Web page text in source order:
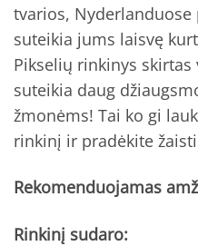
tvarios,
suteikia jums laisvę
Pikselių rinkinys
suteikia daug
žmonėms! Tai ko gi
rinkinį ir pradėkite
Rekomenduojamas
Rinkinį sudaro: